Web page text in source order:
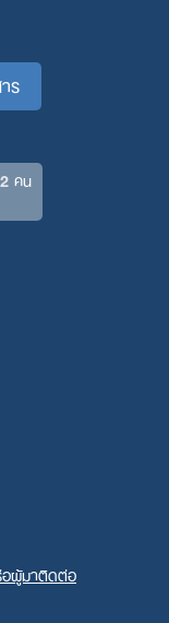
คน
อผู้มาติดต่อ